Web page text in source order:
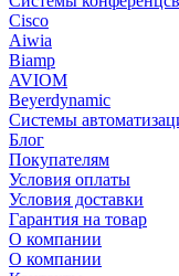
Cisco
Aiwia
Biamp
AVIOM
Beyerdynamic
Системы
Блог
Покупателям
Условия оплаты
Условия доставки
Гарантия на товар
О компании
О компании